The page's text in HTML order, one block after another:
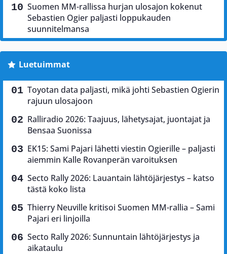
Suomen MM-rallissa hurjan ulosajon kokenut
Sebastien Ogier paljasti loppukauden
suunnitelmansa
Luetuimmat
Toyotan data paljasti, mikä johti Sebastien Ogierin
rajuun ulosajoon
Ralliradio 2026: Taajuus, lähetysajat, juontajat ja
Bensaa Suonissa
EK15: Sami Pajari lähetti viestin Ogierille – paljasti
aiemmin Kalle Rovanperän varoituksen
Secto Rally 2026: Lauantain lähtöjärjestys – katso
tästä koko lista
Thierry Neuville kritisoi Suomen MM-rallia – Sami
Pajari eri linjoilla
Secto Rally 2026: Sunnuntain lähtöjärjestys ja
aikataulu